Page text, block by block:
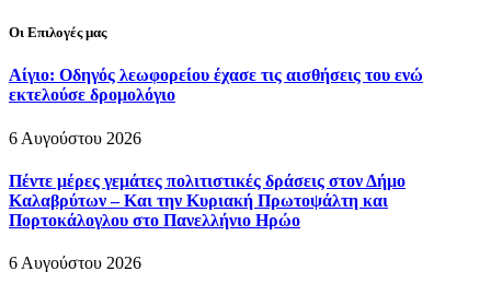
Οι Επιλογές μας
Αίγιο: Οδηγός λεωφορείου έχασε τις αισθήσεις του ενώ
εκτελούσε δρομολόγιο
6 Αυγούστου 2026
Πέντε μέρες γεμάτες πολιτιστικές δράσεις στον Δήμο
Καλαβρύτων – Και την Κυριακή Πρωτοψάλτη και
Πορτοκάλογλου στο Πανελλήνιο Ηρώο
6 Αυγούστου 2026